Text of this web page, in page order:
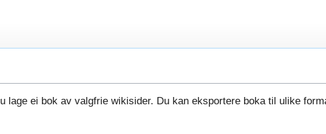
lage ei bok av valgfrie wikisider. Du kan eksportere boka til ulike